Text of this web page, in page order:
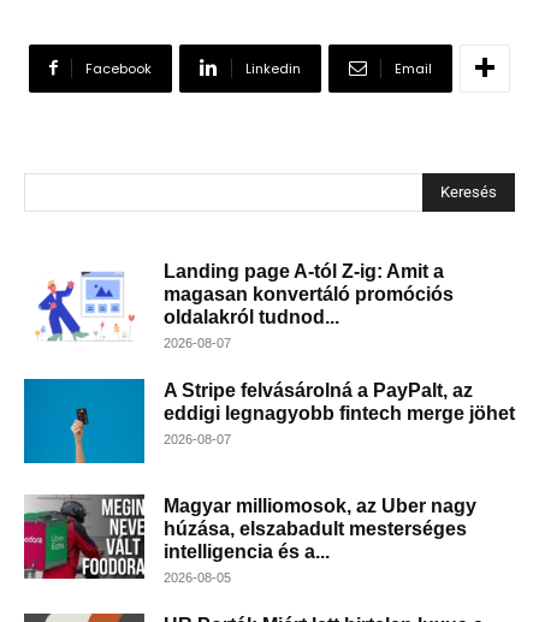
Facebook Linkedin Email
Keresés
Landing page A-tól Z-ig: Amit a
magasan konvertáló promóciós
oldalakról tudnod...
2026-08-07
A Stripe felvásárolná a PayPalt, az
eddigi legnagyobb fintech merge jöhet
2026-08-07
Magyar milliomosok, az Uber nagy
húzása, elszabadult mesterséges
intelligencia és a...
2026-08-05